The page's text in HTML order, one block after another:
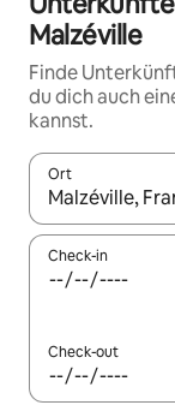
Malzéville
Finde
du dich auch
kannst.
Ort
Wenn
Check-in
Check-out